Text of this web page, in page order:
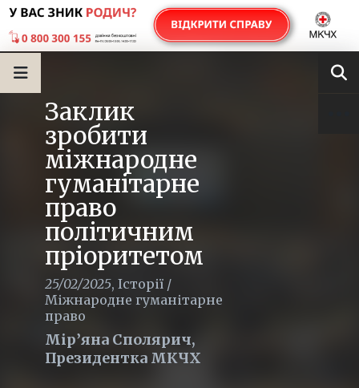
Заклик
зробити
міжнародне
гуманітарне
право
політичним
пріоритетом
25/02/2025, Історії /
Міжнародне гуманітарне
право
Мір’яна Сполярич,
Президентка МКЧХ